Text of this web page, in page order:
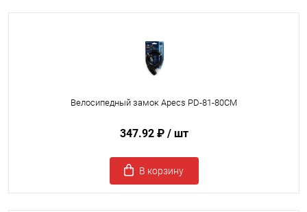
Велосипедный замок Apecs PD-81-80СМ
347.92 ₽ / шт
В корзину